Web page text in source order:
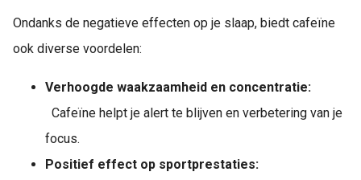
Ondanks de negatieve effecten op je slaap, biedt cafeïne
ook diverse voordelen:
Verhoogde waakzaamheid en concentratie:
Cafeïne helpt je alert te blijven en verbetering van je
focus.
Positief effect op sportprestaties: